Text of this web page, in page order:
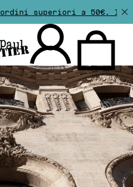
superiori a 50€. Il
.